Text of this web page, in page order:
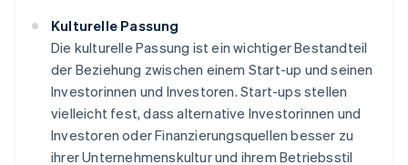
Kulturelle Passung
Die kulturelle Passung ist ein wichtiger Bestandteil
der Beziehung zwischen einem Start-up und seinen
Investorinnen und Investoren. Start-ups stellen
vielleicht fest, dass alternative Investorinnen und
Investoren oder Finanzierungsquellen besser zu
ihrer Unternehmenskultur und ihrem Betriebsstil